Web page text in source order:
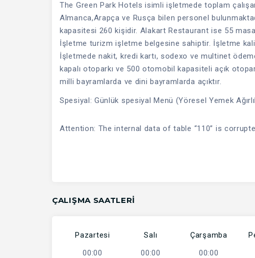
The Green Park Hotels isimli işletmede toplam
Almanca,Arapça ve Rusça bilen personel
kapasitesi 260 kişidir. Alakart Restaurant ise 55
İşletme turizm işletme belgesine sahiptir. İşletme
İşletmede nakit, kredi kartı, sodexo ve multinet
kapalı otoparkı ve 500 otomobil kapasiteli açık
milli bayramlarda ve dini bayramlarda açıktır.
Spesiyal: Günlük spesiyal Menü (Yöresel Yemek
Attention: The internal data of table “110” is
ÇALIŞMA SAATLERI
Pazartesi
00:00
Salı
00:00
Çarşamba
00:00